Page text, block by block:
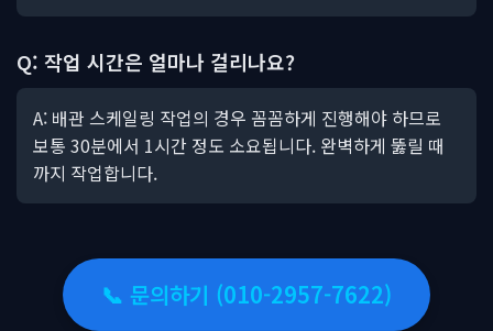
Q: 작업 시간은 얼마나 걸리나요?
A: 배관 스케일링 작업의 경우 꼼꼼하게 진행해야 하므로
보통 30분에서 1시간 정도 소요됩니다. 완벽하게 뚫릴 때
까지 작업합니다.
📞 문의하기 (010-2957-7622)